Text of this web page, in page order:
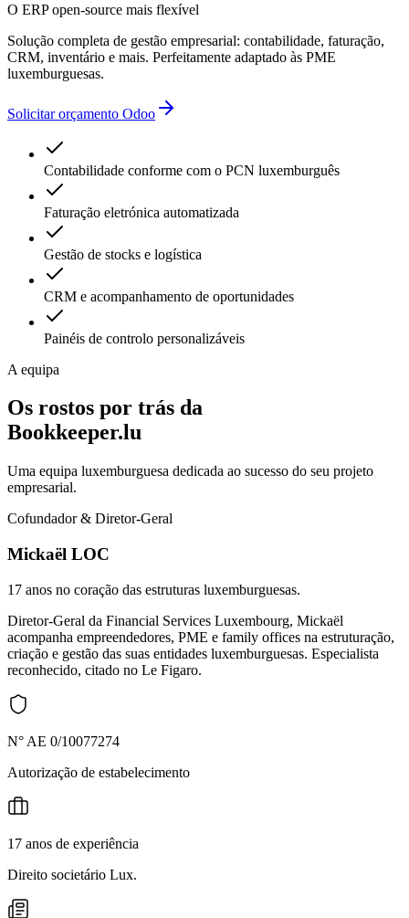
O ERP open-source mais flexível
Solução completa de gestão empresarial: contabilidade, faturação,
CRM, inventário e mais. Perfeitamente adaptado às PME
luxemburguesas.
Solicitar orçamento Odoo
Contabilidade conforme com o PCN luxemburguês
Faturação eletrónica automatizada
Gestão de stocks e logística
CRM e acompanhamento de oportunidades
Painéis de controlo personalizáveis
A equipa
Os rostos por trás da
Bookkeeper.lu
Uma equipa luxemburguesa dedicada ao sucesso do seu projeto
empresarial.
Cofundador & Diretor-Geral
Mickaël LOC
17 anos no coração das estruturas luxemburguesas.
Diretor-Geral da Financial Services Luxembourg, Mickaël
acompanha empreendedores, PME e family offices na estruturação,
criação e gestão das suas entidades luxemburguesas. Especialista
reconhecido, citado no Le Figaro.
N° AE 0/10077274
Autorização de estabelecimento
17 anos de experiência
Direito societário Lux.